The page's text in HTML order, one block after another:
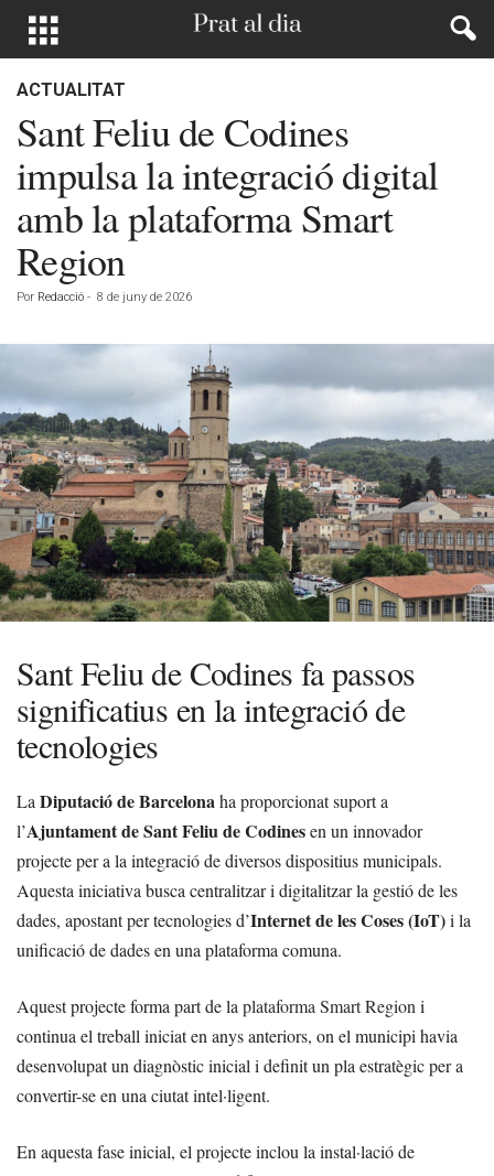
ACTUALITAT
Sant Feliu de Codines
impulsa la integració digital
amb la plataforma Smart
Region
Por Redacció - 8 de juny de 2026
Sant Feliu de Codines fa passos
significatius en la integració de
tecnologies
La Diputació de Barcelonaha proporcionat suport a
l’Ajuntament de Sant Feliu de Codinesen un innovador
projecte per a la integració de diversos dispositius municipals.
Aquesta iniciativa busca centralitzar i digitalitzar la gestió de les
dades, apostant per tecnologies d’Internet de les Coses (IoT)i la
unificació de dades en una plataforma comuna.
Aquest projecte forma part de la plataforma Smart Region i
continua el treball iniciat en anys anteriors, on el municipi havia
desenvolupat un diagnòstic inicial i definit un pla estratègic per a
convertir-se en una ciutat intel·ligent.
En aquesta fase inicial, el projecte inclou la instal·lació de